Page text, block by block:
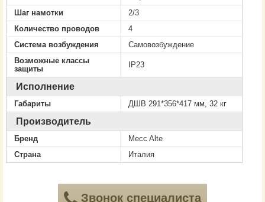
Шаг намотки
2/3
Количество проводов
4
Система возбуждения
Самовозбуждение
Возможные классы
защиты
IP23
Исполнение
Габариты ДШВ 291*356*417 мм, 32 кг
Производитель
Бренд
Mecc Alte
Страна
Италия
Звонок специалиста